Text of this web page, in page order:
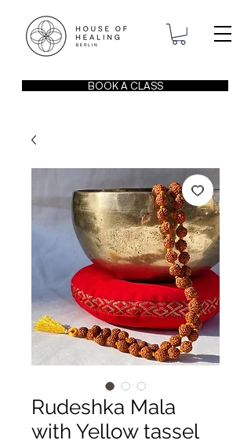
BOOK A CLASS
Rudeshka Mala
with Yellow tassel